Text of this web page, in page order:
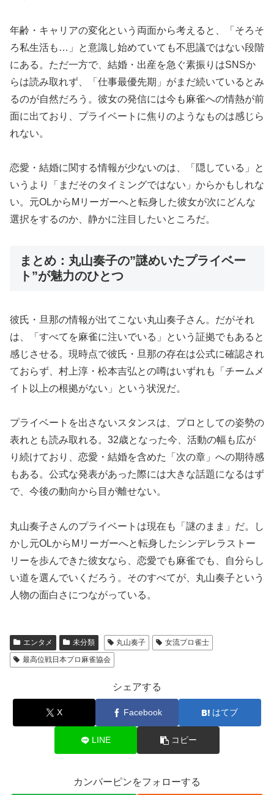
年齢・キャリアの変化という両面から考えると、「そろそ
ろ私生活も…」と意識し始めていても不思議ではない段階
にある。ただ一方で、結婚・出産を急ぐ素振りはSNSか
らは読み取れず、「仕事最優先期」がまだ続いているとみ
るのが自然だろう。彼女の発信には今も麻雀への情熱が前
面に出ており、プライベートに焦りのようなものは感じら
れない。
恋愛・結婚に関する情報が少ないのは、「隠している」と
いうより「まだそのタイミングではない」からかもしれな
い。元OLからMリーガーへと転身した彼女が次にどんな
選択をするのか、静かに注目したいところだ。
まとめ：丸山奏子の”謎めいたプライベー
ト”が魅力のひとつ
彼氏・旦那の情報が出てこない丸山奏子さん。だがそれ
は、「すべてを麻雀に注いでいる」という証拠でもあると
感じさせる。現時点で彼氏・旦那の存在は公式に確認され
ておらず、村上淳・松本吉弘との噂はいずれも「チームメ
イト以上の根拠がない」という状況だ。
プライベートを出さないスタンスは、プロとしての姿勢の
表れとも読み取れる。32歳となった今、活動の幅も広が
り続けており、恋愛・結婚を含めた「次の章」への期待感
もある。公式な発表があった際には大きな話題になるはず
で、今後の動向から目が離せない。
丸山奏子さんのプライベートは現在も「謎のまま」だ。し
かし元OLからMリーガーへと転身したシンデレラストー
リーを歩んできた彼女なら、恋愛でも麻雀でも、自分らし
い道を選んでいくだろう。そのすべてが、丸山奏子という
人物の面白さにつながっている。
エンタメ 未分類 丸山奏子
女流プロ雀士
最高位戦日本プロ麻雀協会
シェアする
X Facebook はてブ
LINE コピー
カンパーピンをフォローする